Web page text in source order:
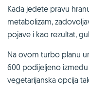
Kada jedete pravu
metabolizam,
pojave i kao rezultat,
Na ovom turbo planu
600 podijeljeno
vegetarijanska opcija